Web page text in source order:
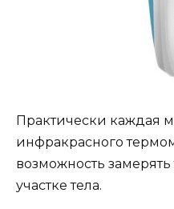
Практически каждая
инфракрасного
возможность
участке тела.